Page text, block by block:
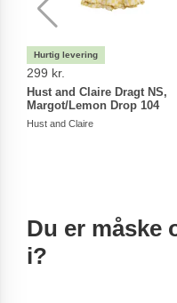
299 kr.
Hust and Claire Dragt NS,
Margot/Lemon Drop 104
Hust and Claire
Du er måske
i?